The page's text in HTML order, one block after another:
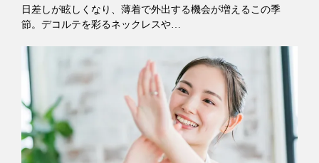
日差しが眩しくなり、薄着で外出する機会が増えるこの季
節。デコルテを彩るネックレスや…